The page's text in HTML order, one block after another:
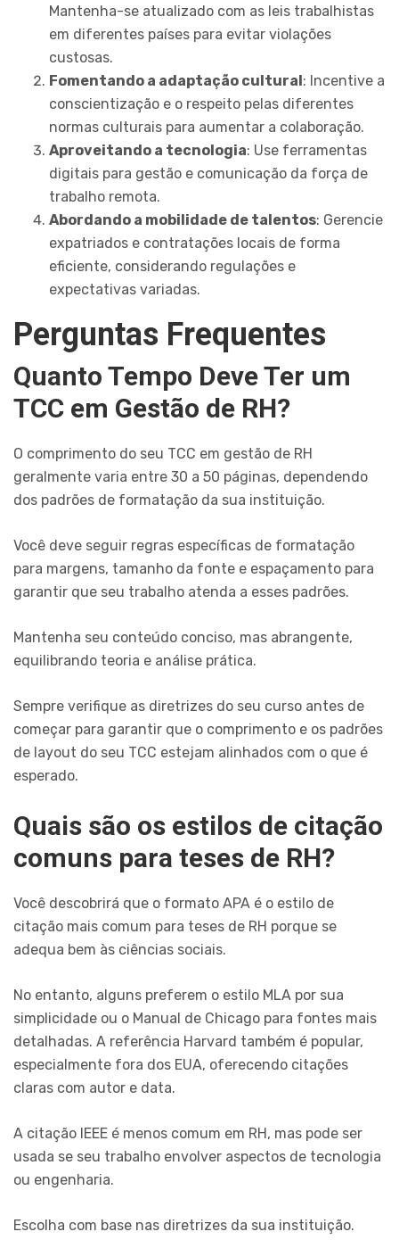
Mantenha-se atualizado com as leis trabalhistas
em diferentes países para evitar violações
custosas.
Fomentando a adaptação cultural : Incentive a
conscientização e o respeito pelas diferentes
normas culturais para aumentar a colaboração.
Aproveitando a tecnologia: Use ferramentas
digitais para gestão e comunicação da força de
trabalho remota.
Abordando a mobilidade de talentos: Gerencie
expatriados e contratações locais de forma
eficiente, considerando regulações e
expectativas variadas.
Perguntas Frequentes
Quanto Tempo Deve Ter um
TCC em Gestão de RH?
O comprimento do seu TCC em gestão de RH
geralmente varia entre 30 a 50 páginas, dependendo
dos padrões de formatação da sua instituição.
Você deve seguir regras específicas de formatação
para margens, tamanho da fonte e espaçamento para
garantir que seu trabalho atenda a esses padrões.
Mantenha seu conteúdo conciso, mas abrangente,
equilibrando teoria e análise prática.
Sempre verifique as diretrizes do seu curso antes de
começar para garantir que o comprimento e os padrões
de layout do seu TCC estejam alinhados com o que é
esperado.
Quais são os estilos de citação
comuns para teses de RH?
Você descobrirá que o formato APA é o estilo de
citação mais comum para teses de RH porque se
adequa bem às ciências sociais.
No entanto, alguns preferem o estilo MLA por sua
simplicidade ou o Manual de Chicago para fontes mais
detalhadas. A referência Harvard também é popular,
especialmente fora dos EUA, oferecendo citações
claras com autor e data.
A citação IEEE é menos comum em RH, mas pode ser
usada se seu trabalho envolver aspectos de tecnologia
ou engenharia.
Escolha com base nas diretrizes da sua instituição.